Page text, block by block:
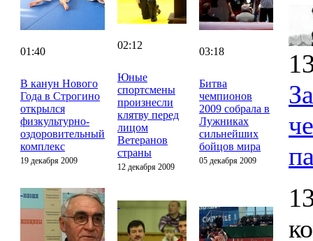
01:40
В канун Нового
Года в Строгино
открылся
физкультурно-
оздоровительный
комплекс
19 декабря 2009
02:12
Юные
спортсмены
произнесли
клятву перед
лицом
Ветеранов
страны
12 декабря 2009
03:18
Битва
чемпионов
2009 собрала в
Лужниках
сильнейших
бойцов мира
05 декабря 2009